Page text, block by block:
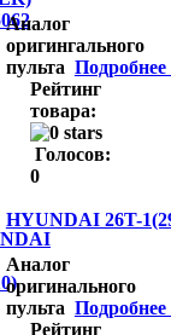
Аналог
оригингального
пульта Подробнее
Рейтинг
товара:
Голосов:
0
HYUNDAI 26T-
Аналог
оригинального
пульта Подробнее
Рейтинг